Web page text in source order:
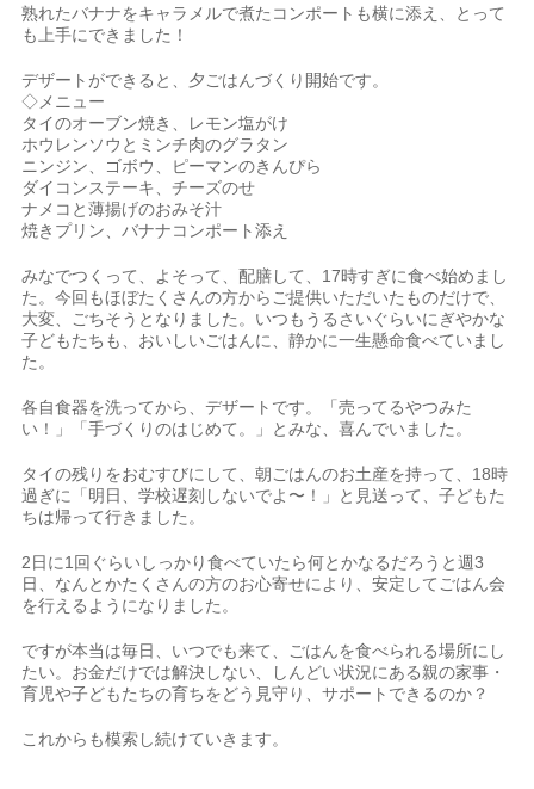
熟れたバナナをキャラメルで煮たコンポートも横に添え、とって
も上手にできました！
デザートができると、夕ごはんづくり開始です。
◇メニュー
タイのオーブン焼き、レモン塩がけ
ホウレンソウとミンチ肉のグラタン
ニンジン、ゴボウ、ピーマンのきんぴら
ダイコンステーキ、チーズのせ
ナメコと薄揚げのおみそ汁
焼きプリン、バナナコンポート添え
みなでつくって、よそって、配膳して、17時すぎに食べ始めまし
た。今回もほぼたくさんの方からご提供いただいたものだけで、
大変、ごちそうとなりました。いつもうるさいぐらいにぎやかな
子どもたちも、おいしいごはんに、静かに一生懸命食べていまし
た。
各自食器を洗ってから、デザートです。「売ってるやつみた
い！」「手づくりのはじめて。」とみな、喜んでいました。
タイの残りをおむすびにして、朝ごはんのお土産を持って、18時
過ぎに「明日、学校遅刻しないでよ〜！」と見送って、子どもた
ちは帰って行きました。
2日に1回ぐらいしっかり食べていたら何とかなるだろうと週3
日、なんとかたくさんの方のお心寄せにより、安定してごはん会
を行えるようになりました。
ですが本当は毎日、いつでも来て、ごはんを食べられる場所にし
たい。お金だけでは解決しない、しんどい状況にある親の家事・
育児や子どもたちの育ちをどう見守り、サポートできるのか？
これからも模索し続けていきます。